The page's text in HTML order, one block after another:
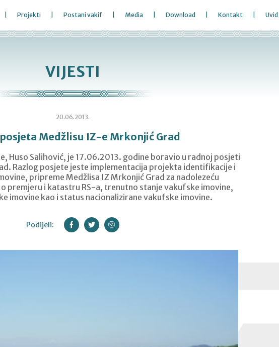
Projekti Postani vakif Media Download Kontakt
VIJESTI
20.06.2013.
Medžlisu IZ-e Mrkonjić Grad
Huso Salihović, je 17.06.2013. godine boravio u radnoj posjeti
Razlog posjete jeste implementacija projekta identifikacije i
pripreme Medžlisa IZ Mrkonjić Grad za nadolezeću
premjeru i katastru RS-a, trenutno stanje vakufske imovine,
imovine kao i status nacionalizirane vakufske imovine.
Podijeli: